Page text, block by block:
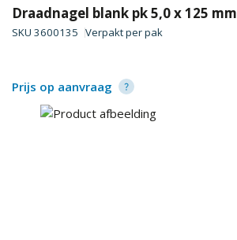
Draadnagel blank pk 5,0 x 125 mm
SKU 3600135 Verpakt perpak
Prijs op aanvraag